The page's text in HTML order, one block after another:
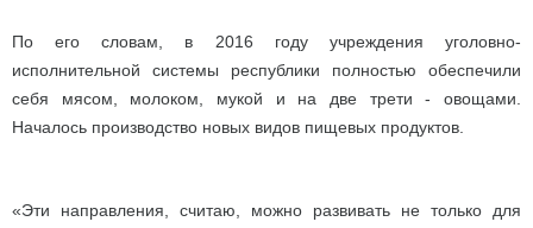
По его словам, в 2016 году учреждения уголовно-
исполнительной системы республики полностью обеспечили
себя мясом, молоком, мукой и на две трети - овощами.
Началось производство новых видов пищевых продуктов.
«Эти направления, считаю, можно развивать не только для